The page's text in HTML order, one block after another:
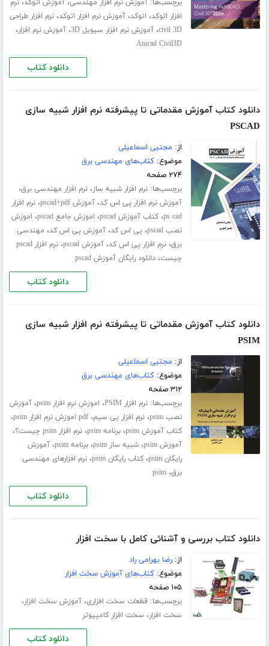
برچسب‌ها:آموزش نرم افزار مهندسی،آموزش اتوکد،نرم
افزار اتوکد، اتوکد،آموزش نرم افزار اتوکد،نرم افزار طراحی
civil 3D،آموزش نرم افزار سیویل 3D ،آموزش نرم افزار،
Atucad Civil3D
دانلود کتاب
دانلود کتاب آموزش مقدماتی تا پیشرفته نرم افزار شبیه سازی
PSCAD
از: مجتبی اسماعیلی
موضوع:کتاب‌های مهندسی برق
۲۷۴ صفحه
برچسب‌ها:نرم افزار شبیه ساز،نرم افزار مهندسی برق،
آموزش نرم افزار پی اس کد،آموزش pscad+pdf ،نرم افزار
ps cad،کتاب آموزش pscad ، اموزش جامع pscad ، اموزش
نصب pscad
، پی اس کد،آموزش پی اس کد، مهندسی
برق،نرم افزار پی اس کد،آموزش pscad ،
نرم افزار pscad
چیست،دانلود رایگان آموزش pscad
دانلود کتاب
دانلود کتاب آموزش مقدماتی تا پیشرفته نرم افزار شبیه سازی
PSIM
از: مجتبی اسماعیلی
موضوع:کتاب‌های مهندسی برق
۳۱۲ صفحه
برچسب‌ها:نرم افزار PSIM ، اموزش نرم افزار psim ،آموزش
نصب psim
،نرم افزار پی سیم،pdf اموزش نرم افزار psim ،
کتاب آموزش psim ،برنامه psim ،نرم افزار psim چیست؟ ،
آموزش psim ،شبیه ساز psim ،برنامه psim ،آموزش
رایگان psim
،کتاب رایگان psim ،نرم افزارهای مهندسی
برق،psim
دانلود کتاب
دانلود کتاب بررسی و آشنائی کامل با سخت افزار
از:رضا بهرامی راد
موضوع:کتاب‌های آموزش سخت افزار
۱۰۵ صفحه
برچسب‌ها: قطعات سخت افزاری،آموزش سخت افزار،
سخت افزار، سخت افزار کامپیوتر
دانلود کتاب